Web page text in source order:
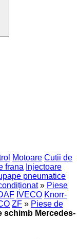
Motoare Cutii de
frana Injectoare
pneumatice
» Piese
IVECO Knorr-
ZF » Piese de
schimb Mercedes-